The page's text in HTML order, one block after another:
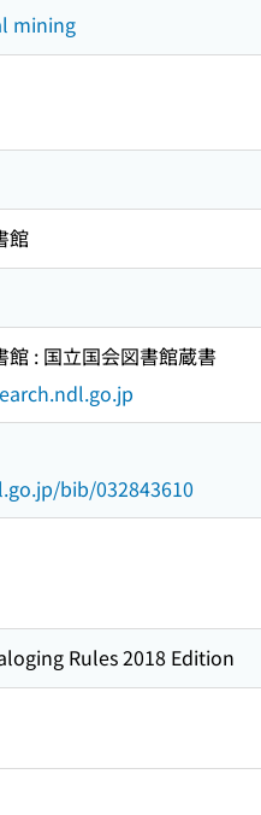
mining
館
館 : 国立国会図書館蔵書
bib/032843610
Rules 2018 Edition